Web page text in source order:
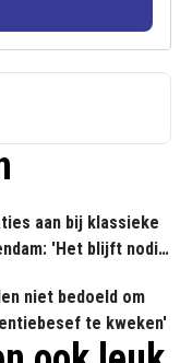
aan bij klassieke
'Het blijft nodig
niet bedoeld om
te kweken'